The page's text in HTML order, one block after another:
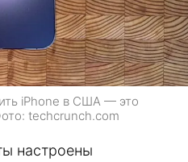
iPhone в США — это
techcrunch.com
настроены